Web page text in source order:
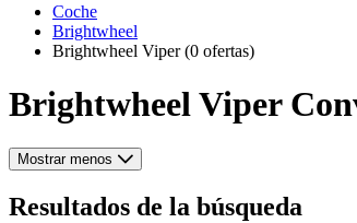
Coche
Brightwheel
Brightwheel Viper(0 ofertas)
Brightwheel Viper
Mostrar menos
Resultados de la búsqueda